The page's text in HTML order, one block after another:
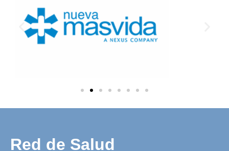
Red de Salud